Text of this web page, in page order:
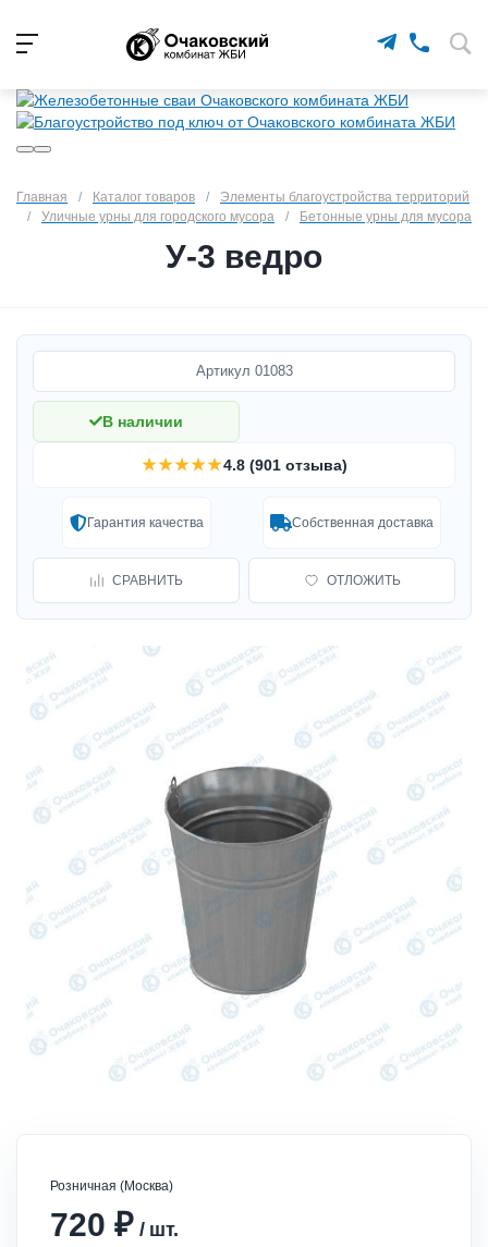
Главная / Каталог товаров /
Элементы благоустройства территорий
/
Уличные урны для городского мусора / Бетонные урны для мусора
У-3 ведро
Артикул 01083
В наличии
★★★★★4.8 (901 отзыва)
Гарантия качества Собственная доставка
СРАВНИТЬ ОТЛОЖИТЬ
Розничная (Москва)
720 ₽ / шт.